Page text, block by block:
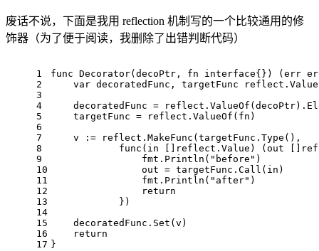
废话不说，下面是我用 reflection 机制写的一个比较通用的修
饰器（为了便于阅读，我删除了出错判断代码）
1
2
3
4
5
6
7
8
9
10
11
12
13
14
15
16
17
func Decorator(decoPtr, fn interface{}) (err
var decoratedFunc, targetFunc reflect.Value
decoratedFunc =
    targetFunc = reflect.ValueOf(fn)
    v := reflect.MakeFunc(targetFunc.Type(),
func (in []reflect.Value)
(out
                fmt.Println(
"before" )
                out = targetFunc.Call(in)
                fmt.Println(
"after" )
return
            })
    decoratedFunc.Set(v)
return
}